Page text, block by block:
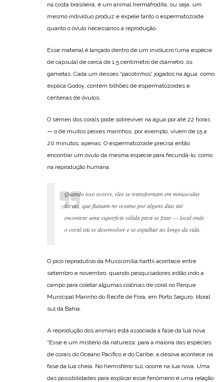
na costa brasileira, é um animal hermafrodita, ou seja, um
mesmo indivíduo produz e expele tanto o espermatozoide
quanto o óvulo necessários à reprodução.
Esse material é lançado dentro de um invólucro (uma espécie
de cápsula) de cerca de 1,5 centímetro de diâmetro, os
gametas. Cada um desses “pacotinhos” jogados na água, como
explica Godoy, contém bilhões de espermatozoides e
centenas de óvulos.
O sêmen dos corais pode sobreviver na água por até 22 horas
— o de muitos peixes marinhos, por exemplo, vivem de 15 a
20 minutos, apenas. O espermatozoide precisa então
encontrar um óvulo da mesma espécie para fecundá-lo, como
na reprodução humana.
Quando isso ocorre, eles se transformam em minúsculas
larvas, que flutuam no oceano por alguns dias até
encontrar uma superfície sólida para se fixar — local onde
o coral vai se desenvolver e se espalhar ao longo da vida.
O pico reprodutivo da Mussismilia harttii acontece entre
setembro e novembro, quando pesquisadores estão indo a
campo para coletar algumas colônias de coral no Parque
Municipal Marinho do Recife de Fora, em Porto Seguro, litoral
sul da Bahia.
A reprodução dos animais está associada à fase da lua nova.
“Esse é um mistério da natureza: para a maioria das espécies
de corais do Oceano Pacífico e do Caribe, a desova acontece na
fase da lua cheia. No hemisfério sul, ocorre na lua nova. Uma
das possibilidades para explicar esse fenômeno é uma relação